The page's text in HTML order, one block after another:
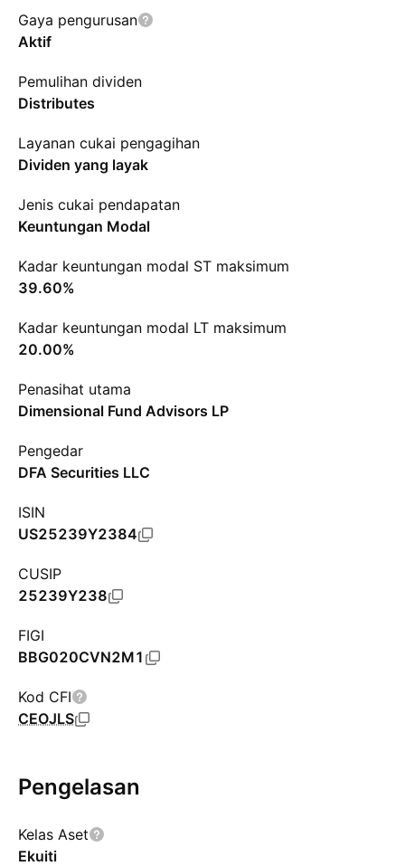
Gaya pengurusan
Aktif
Pemulihan dividen
Distributes
Layanan cukai pengagihan
Dividen yang layak
Jenis cukai pendapatan
Keuntungan Modal
Kadar keuntungan modal ST maksimum
39.60%
Kadar keuntungan modal LT maksimum
20.00%
Penasihat utama
Dimensional Fund Advisors LP
Pengedar
DFA Securities LLC
ISIN
US25239Y2384
CUSIP
25239Y238
FIGI
BBG020CVN2M1
Kod CFI
CEOJLS
Pengelasan
Kelas Aset
Ekuiti